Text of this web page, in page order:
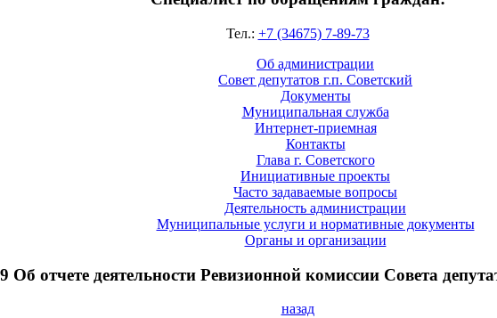
Тел.: +7 (34675) 7-89-73
Об администрации
Совет депутатов г.п. Советский
Документы
Муниципальная служба
Интернет-приемная
Контакты
Глава г. Советского
Инициативные проекты
Часто задаваемые вопросы
Деятельность администрации
Муниципальные услуги и нормативные документы
Органы и организации
отчете деятельности Ревизионной комиссии Совета
назад